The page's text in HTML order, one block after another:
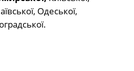
Одеської,